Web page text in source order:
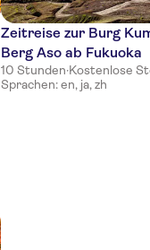
Zeitreise zur Burg
Berg Aso ab Fukuoka
10 Stunden·Kostenlose
Sprachen: en, ja, zh